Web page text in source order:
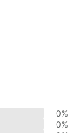
0%
0%